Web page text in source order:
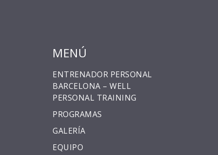
MENÚ
ENTRENADOR PERSONAL
BARCELONA – WELL
PERSONAL TRAINING
PROGRAMAS
GALERÍA
EQUIPO